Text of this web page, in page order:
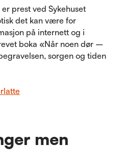
prest ved Sykehuset
det kan være for
på internett og i
boka «Når noen dør –
sorgen og tiden
men